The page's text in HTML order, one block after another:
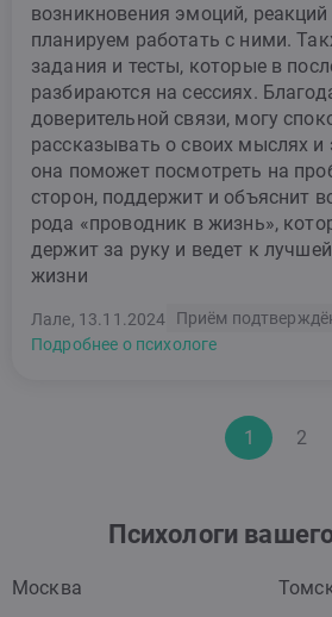
возникновения эмоций,
планируем работать с ними.
задания и тесты, которые в
разбираются на сессиях.
доверительной связи, могу
рассказывать о своих мыслях и
она поможет посмотреть на
сторон, поддержит и объяснит
рода «проводник в жизнь»,
держит за руку и ведет к
жизни
Лале, 13.11.2024
Приём
Подробнее о психологе
1 2
Психологи
Москва